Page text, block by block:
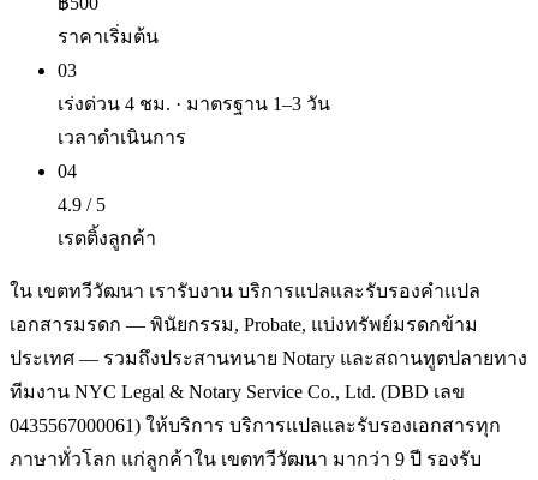
ราคาเริ่มต้น
03
เร่งด่วน 4 ชม. · มาตรฐาน 1–3 วัน
เวลาดำเนินการ
04
4.9 / 5
เรตติ้งลูกค้า
ใน เขตทวีวัฒนา เรารับงาน บริการแปลและรับรองคำแปล
เอกสารมรดก — พินัยกรรม, Probate, แบ่งทรัพย์มรดกข้าม
ประเทศ — รวมถึงประสานทนาย Notary และสถานทูตปลายทาง
ทีมงาน NYC Legal & Notary Service Co., Ltd. (DBD เลข
0435567000061) ให้บริการ บริการแปลและรับรองเอกสารทุก
ภาษาทั่วโลก แก่ลูกค้าใน เขตทวีวัฒนา มากว่า 9 ปี รองรับ